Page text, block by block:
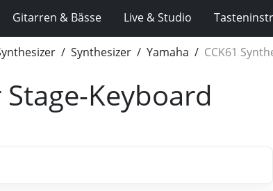
Gitarren & Bässe Live & Studio
Synthesizer Yamaha CCK61
Keyboard